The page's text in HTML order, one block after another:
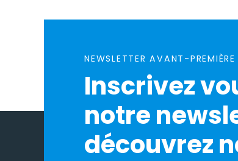
NEWSLETTER AVANT-PREMIÈRE
Inscrivez
notre
découvrez